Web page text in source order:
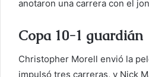
anotaron una carrera con el
Copa 10-1 guardián
Christopher Morell envió la
impulsó tres carreras, y Nick